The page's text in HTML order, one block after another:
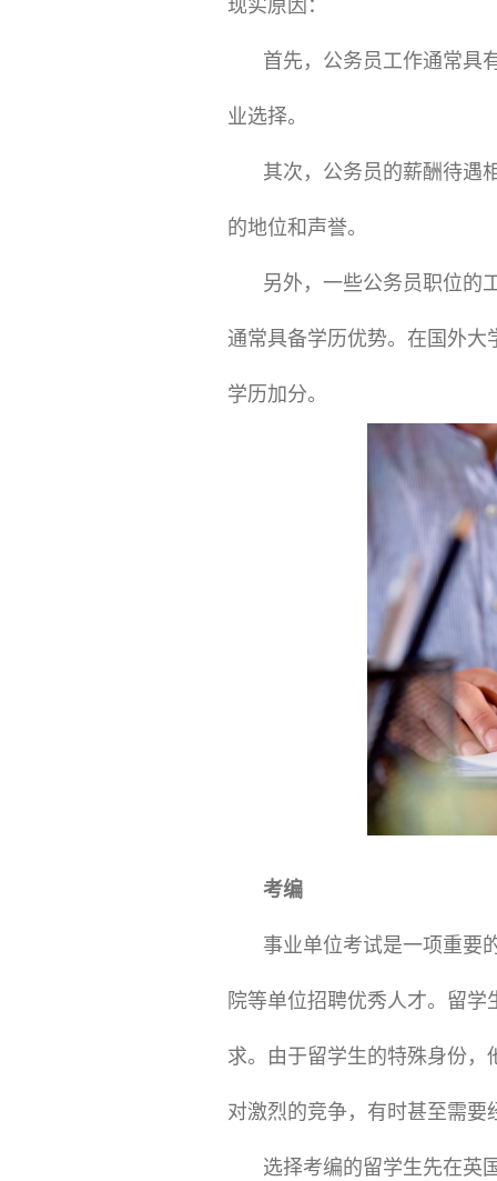
现实原因：
首先，公务员工作通常具
业选择。
其次，公务员的薪酬待遇
的地位和声誉。
另外，一些公务员职位的
通常具备学历优势。在国外大
学历加分。
考编
事业单位考试是一项重要
院等单位招聘优秀人才。留
求。由于留学生的特殊身份
对激烈的竞争，有时甚至需
选择考编的留学生先在英